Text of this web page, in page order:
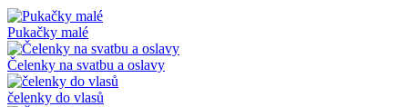
Pukačky malé
Čelenky na svatbu a oslavy
čelenky do vlasů